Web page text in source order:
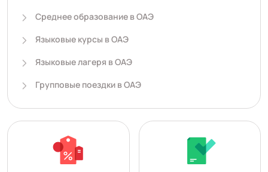
Среднее образование в ОАЭ
Языковые курсы в ОАЭ
Языковые лагеря в ОАЭ
Групповые поездки в ОАЭ